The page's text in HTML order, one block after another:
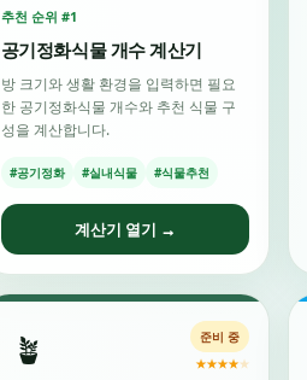
추천 순위 #1
공기정화식물 개수 계산기
방 크기와 생활 환경을 입력하면 필요
한 공기정화식물 개수와 추천 식물 구
성을 계산합니다.
#공기정화 #실내식물 #식물추천
계산기 열기 →
🪴
준비 중
★★★★★